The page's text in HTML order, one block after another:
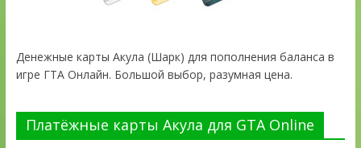
Денежные карты Акула (Шарк) для пополнения баланса в
игре ГТА Онлайн. Большой выбор, разумная цена.
Платёжные карты Акула для GTA Online